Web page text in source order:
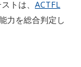
トは、 ACTFL
力を総合判定し